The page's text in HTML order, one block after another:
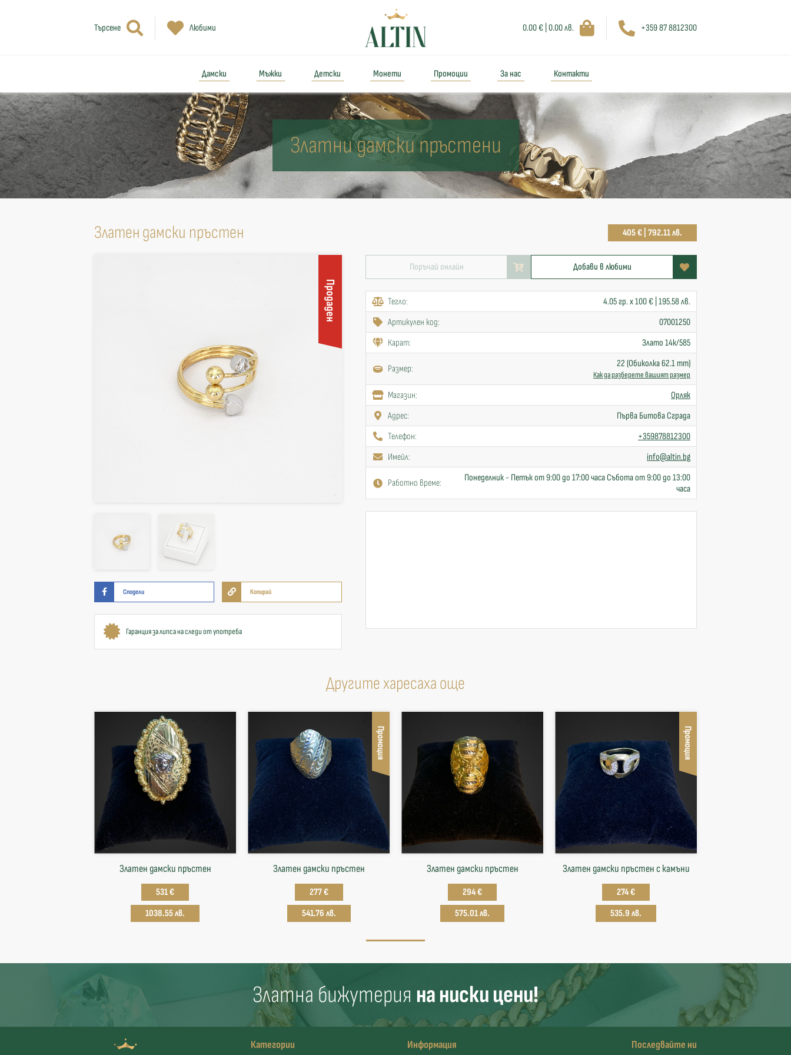
Търсене Любими 0.00 € | 0.00 лв. +359 87 8812300
Дамски Мъжки Детски Монети Промоции За нас Контакти
Златни дамски пръстени
Златен дамски пръстен 405 € | 792.11 лв.
Продаден
Сподели Копирай
Гаранция за липса на следи от употреба
Поръчай онлайн Добави в любими
Тегло:
4.05 гр. x 100 € | 195.58 лв.
Артикулен код:
07001250
Карат:
Злато 14к/585
Размер: 22 (Обиколка 62.1 mm)
Как да разберете вашият размер
Mагазин:
Орляк
Адрес:
Първа Битова Сграда
Телефон:
+359878812300
Имейл:
info@altin.bg
Работно време:
Понеделник - Петък от 9:00 до 17:00 часа Събота от 9:00 до 13:00
часа
Другите харесаха още
Златен дамски пръстен
531 €
1038.55 лв.
Промоция
Златен дамски пръстен
277 €
541.76 лв.
Златен дамски пръстен
294 €
575.01 лв.
Промоция
Златен дамски пръстен с камъни
274 €
535.9 лв.
Златна бижутерия на ниски цени!
Категории Информация Последвайте ни